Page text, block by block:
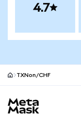
4.7
TXNon/CHF